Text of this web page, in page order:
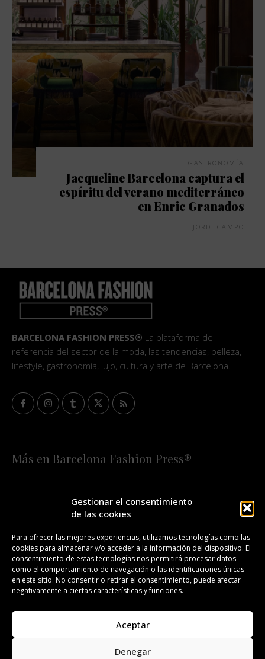
Gestionar el consentimiento
de las cookies
Para ofrecer las mejores experiencias, utilizamos tecnologías como las
cookies para almacenar y/o acceder a la información del dispositivo. El
consentimiento de estas tecnologías nos permitirá procesar datos
como el comportamiento de navegación o las identificaciones únicas
en este sitio. No consentir o retirar el consentimiento, puede afectar
negativamente a ciertas características y funciones.
Aceptar
Denegar
GASTRONOMÍA
Jacqueline Barcelona captura el
espíritu del verano mediterráneo
en Enric Granados
JORDI CAMPO
BARCELONA FASHION PRESS® La plataforma de
referencia del sector de la moda, las tendencias, belleza,
lifestyle, gastronomía, lujo, cultura y arte de Barcelona.
Más en Barcelona Fashion Press®
¡SUSCRÍBETE A NUESTRA FASHION NEWS!
CONTACTO REDACCIÓN PUBLICIDAD
ISSN 2385-4839 DL B 27443-2014
Todos los derechos reservados. Copyright 2008-2024.